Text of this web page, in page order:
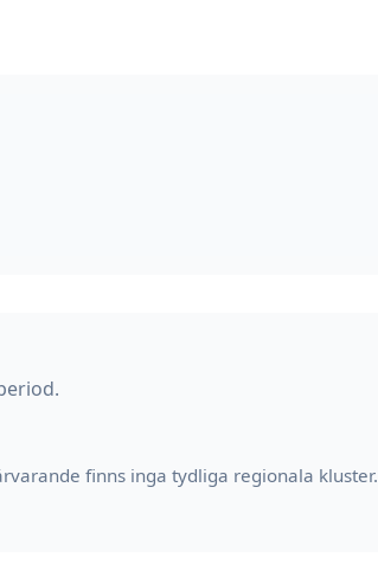
finns inga tydliga regionala kluster.